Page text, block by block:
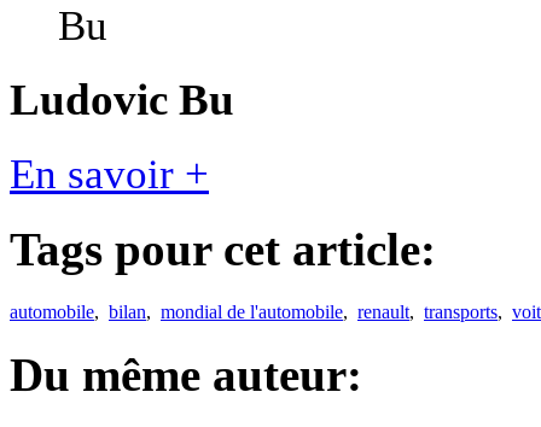
Ludovic Bu
En savoir +
Tags pour cet article:
automobile, bilan, mondial de l'automobile, renault, transports,
Du même auteur: